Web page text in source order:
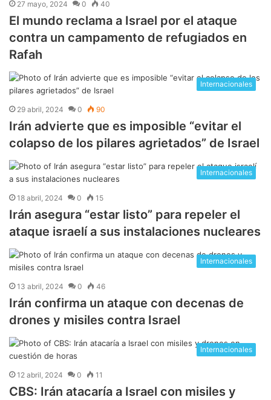
27 mayo, 2024 0 40
El mundo reclama a Israel por el ataque
contra un campamento de refugiados en
Rafah
Internacionales
29 abril, 2024 0 90
Irán advierte que es imposible “evitar el
colapso de los pilares agrietados” de Israel
Internacionales
18 abril, 2024 0 15
Irán asegura “estar listo” para repeler el
ataque israelí a sus instalaciones nucleares
Internacionales
13 abril, 2024 0 46
Irán confirma un ataque con decenas de
drones y misiles contra Israel
Internacionales
12 abril, 2024 0 11
CBS: Irán atacaría a Israel con misiles y